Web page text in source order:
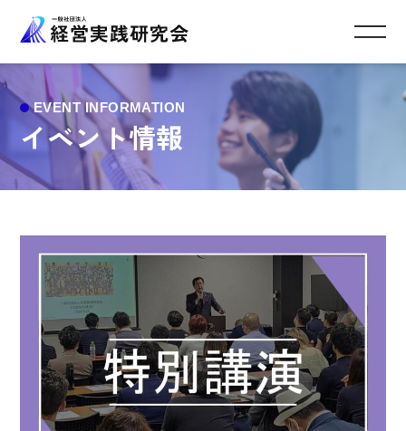
イベント情報